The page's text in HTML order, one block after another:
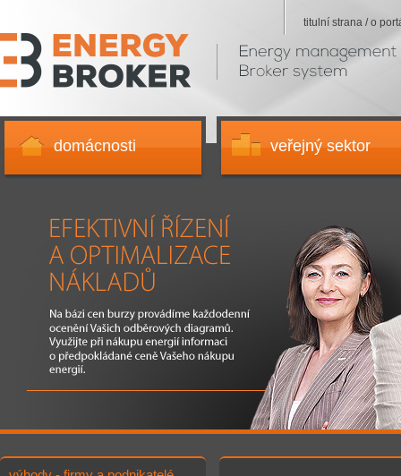
-
strana
titulní strana / o
domácnosti veřejný sektor